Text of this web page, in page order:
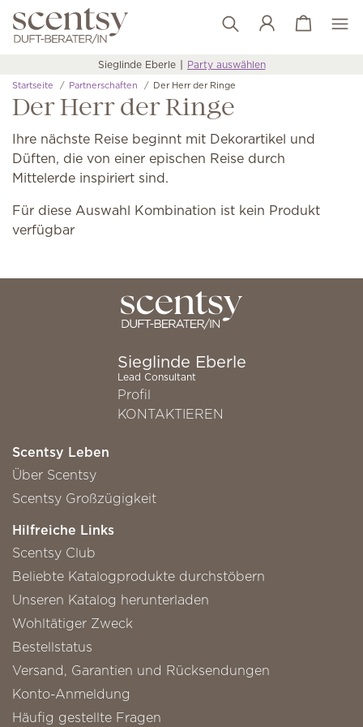
Wunschliste
Warenkorb
Sieglinde Eberle Party auswählen
Startseite Partnerschaften Der Herr der Ringe
Der Herr der Ringe
Ihre nächste Reise beginnt mit Dekorartikel und
Düften, die von einer epischen Reise durch
Mittelerde inspiriert sind.
Für diese Auswahl Kombination ist kein Produkt
verfügbar
Sieglinde Eberle
Lead Consultant
Profil
KONTAKTIEREN
Scentsy Leben
Über Scentsy
Scentsy Großzügigkeit
Hilfreiche Links
Scentsy Club
Beliebte Katalogprodukte durchstöbern
Unseren Katalog herunterladen
Wohltätiger Zweck
Bestellstatus
Versand, Garantien und Rücksendungen
Konto-Anmeldung
Häufig gestellte Fragen